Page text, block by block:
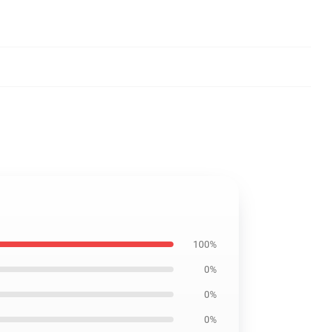
100%
0%
0%
0%